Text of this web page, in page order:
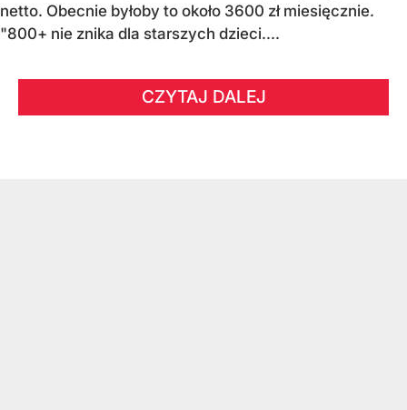
netto. Obecnie byłoby to około 3600 zł miesięcznie.
"800+ nie znika dla starszych dzieci....
CZYTAJ DALEJ